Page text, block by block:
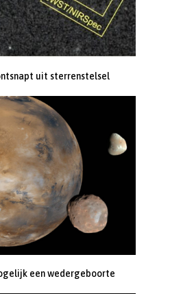
uit sterrenstelsel
een wedergeboorte